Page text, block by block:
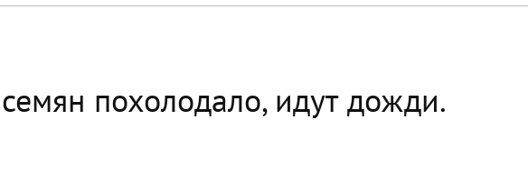
похолодало, идут дожди.